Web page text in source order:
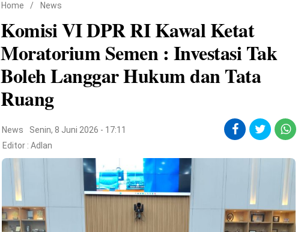
Home / News
Komisi VI DPR RI Kawal Ketat
Moratorium Semen : Investasi Tak
Boleh Langgar Hukum dan Tata
Ruang
News
Senin, 8 Juni 2026 - 17:11
Editor :Adlan